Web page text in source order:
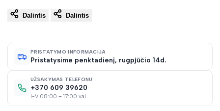
Dalintis Dalintis
PRISTATYMO INFORMACIJA
Pristatysime penktadienį, rugpjūčio 14d.
UŽSAKYMAS TELEFONU
+370 609 39620
I-V 08:00 – 17:00 val.